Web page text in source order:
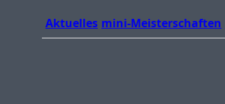
Aktuelles mini-Meisterschaften